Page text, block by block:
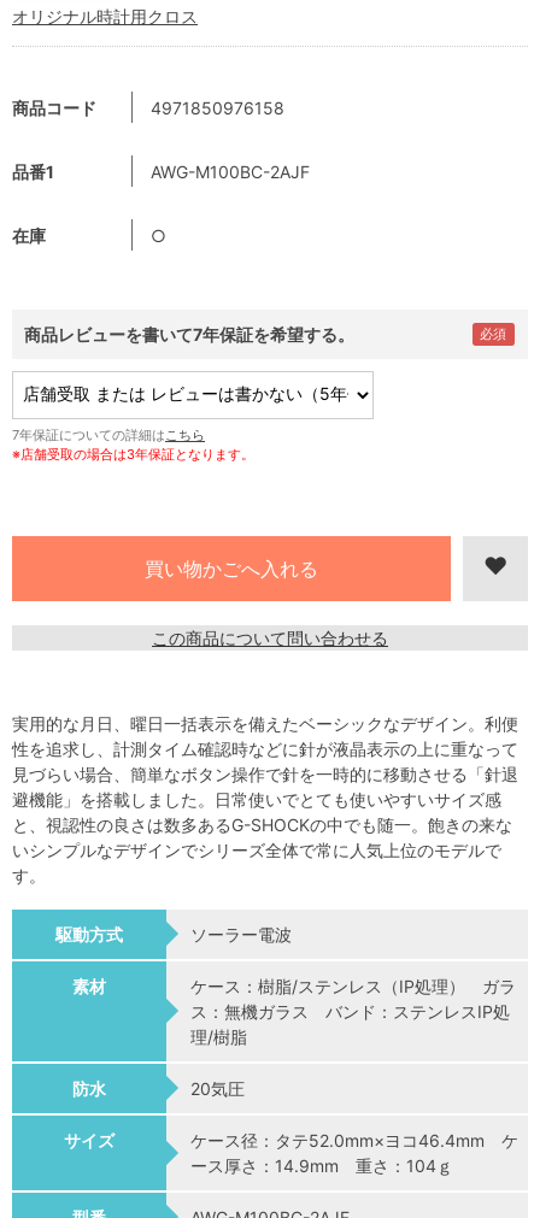
商品コード 4971850976158
品番1 AWG-M100BC-2AJF
在庫 ○
商品レビューを書いて7年保証を希望する。
7年保証についての詳細は こちら
※店舗受取の場合は3年保証となります。
この商品について問い合わせる
オリジナル時計用クロス
実用的な月日、曜日一括表示を備えたベーシックなデザイン。利便
性を追求し、計測タイム確認時などに針が液晶表示の上に重なって
見づらい場合、簡単なボタン操作で針を一時的に移動させる「針退
避機能」を搭載しました。日常使いでとても使いやすいサイズ感
と、視認性の良さは数多あるG-SHOCKの中でも随一。飽きの来な
いシンプルなデザインでシリーズ全体で常に人気上位のモデルで
す。
駆動方式 ソーラー電波
素材
ケース：樹脂/ステンレス（IP処理） ガラ
ス：無機ガラス バンド：ステンレスIP処
理/樹脂
防水 20気圧
サイズ
ケース径：タテ52.0mm×ヨコ46.4mm ケ
ース厚さ：14.9mm 重さ：104ｇ